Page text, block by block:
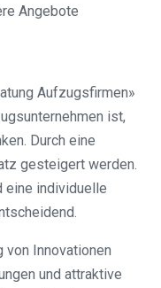
Angebote
Aufzugsfirmen»
ist,
Durch eine
gesteigert werden.
eine individuelle
von Innovationen
und attraktive